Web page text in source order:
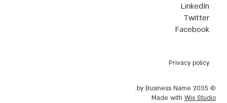
Privacy policy
© 2035 by Business Name.
Made with Wix Studio
LinkedIn
Twitter
Facebook